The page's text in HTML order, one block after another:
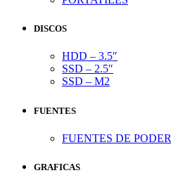
DISCOS
HDD – 3.5″
SSD – 2.5″
SSD – M2
FUENTES
FUENTES DE PODER
GRAFICAS